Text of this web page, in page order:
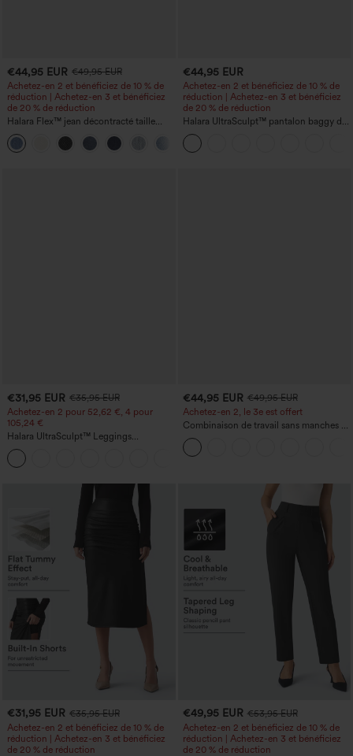
€44,95 EUR €49,95 EUR
Achetez-en 2 et bénéficiez de 10 % de
réduction | Achetez-en 3 et bénéficiez
de 20 % de réduction
Halara Flex™ jean décontracté taille
haute, large, avec poches, ourlet
retroussé et effet délavé
€44,95 EUR
Achetez-en 2 et bénéficiez de 10 % de
réduction | Achetez-en 3 et bénéficiez
de 20 % de réduction
Halara UltraSculpt™ pantalon baggy de
yoga taille haute à effet gainant pour le
ventre, à rayures color block, avec
poches
€31,95 EUR €35,95 EUR
Achetez-en 2 pour 52,62 €, 4 pour
105,24 €
Halara UltraSculpt™ Leggings
d'entraînement sculptants taille haute,
effet ventre plat, avec poche
€44,95 EUR €49,95 EUR
Achetez-en 2, le 3e est offert
Combinaison de travail sans manches à
encolure bateau, côtés noués, toucher
frais, rayée, avec poches — Édition Easy
Peezy
€31,95 EUR €35,95 EUR
Achetez-en 2 et bénéficiez de 10 % de
réduction | Achetez-en 3 et bénéficiez
de 20 % de réduction
€49,95 EUR €53,95 EUR
Achetez-en 2 et bénéficiez de 10 % de
réduction | Achetez-en 3 et bénéficiez
de 20 % de réduction